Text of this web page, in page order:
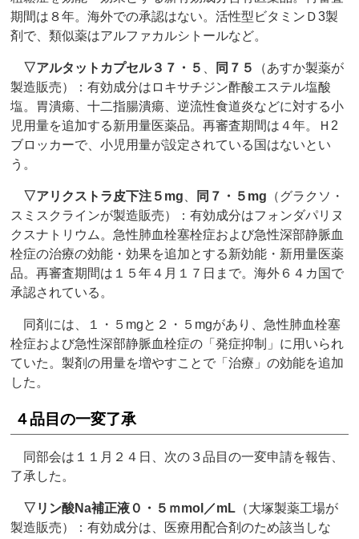
期間は８年。海外での承認はない。活性型ビタミンＤ3製
剤で、類似薬はアルファカルシトールなど。
▽アルタットカプセル３７・５ 同７５
（あすか製薬が
製造販売）：有効成分はロキサチジン酢酸エステル塩酸
塩。胃潰瘍、十二指腸潰瘍、逆流性食道炎などに対する小
児用量を追加する新用量医薬品。再審査期間は４年。Ｈ2
ブロッカーで、小児用量が設定されている国はないとい
う。
▽アリクストラ皮下注５mg 同７・５mg （グラクソ・
スミスクラインが製造販売）：有効成分はフォンダパリヌ
クスナトリウム。急性肺血栓塞栓症および急性深部静脈血
栓症の治療の効能・効果を追加とする新効能・新用量医薬
品。再審査期間は１５年４月１７日まで。海外６４カ国で
承認されている。
同剤には、１・５mgと２・５mgがあり、急性肺血栓塞
栓症および急性深部静脈血栓症の「発症抑制」に用いられ
ていた。製剤の用量を増やすことで「治療」の効能を追加
した。
４品目の一変了承
同部会は１１月２４日、次の３品目の一変申請を報告、
了承した。
▽ リン酸Na補正液０・５ｍmol／mL （大塚製薬工場が
製造販売）：有効成分は、医療用配合剤のため該当しな